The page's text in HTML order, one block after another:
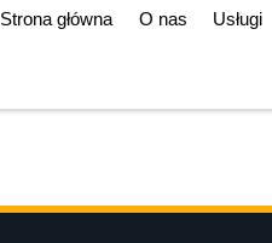
Strona główna O nas Usługi